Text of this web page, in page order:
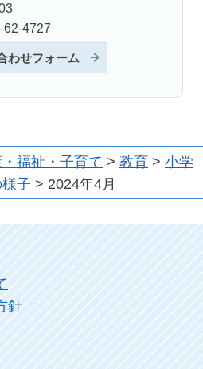
62-4727
わせフォーム
福祉・子育て > 教育 > 小学
子 > 2024年4月
針